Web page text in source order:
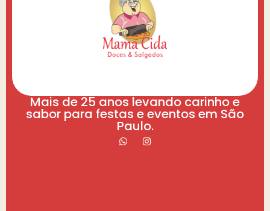
Mais de 25 anos levando carinho e
sabor para festas e eventos em São
Paulo.